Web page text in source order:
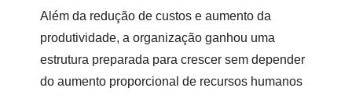
Além da redução de custos e aumento da
produtividade, a organização ganhou uma
estrutura preparada para crescer sem depender
do aumento proporcional de recursos humanos